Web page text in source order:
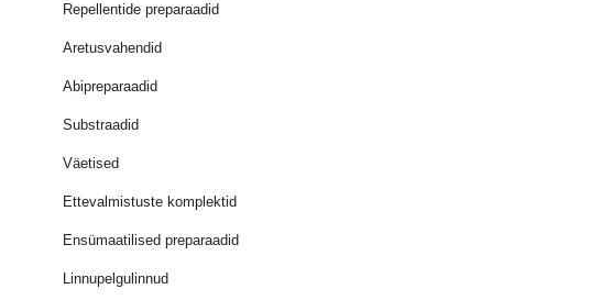
Repellentide preparaadid
Aretusvahendid
Abipreparaadid
Substraadid
Väetised
Ettevalmistuste komplektid
Ensümaatilised preparaadid
Linnupelgulinnud